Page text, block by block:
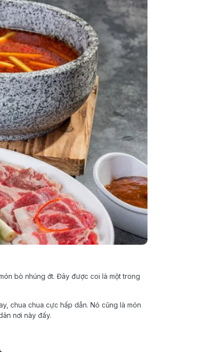
bò nhúng ớt. Đây được coi là một trong
chua chua cực hấp dẫn. Nó cũng là món
nơi này đấy.